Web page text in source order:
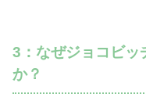
3：なぜジョコビッ
か？